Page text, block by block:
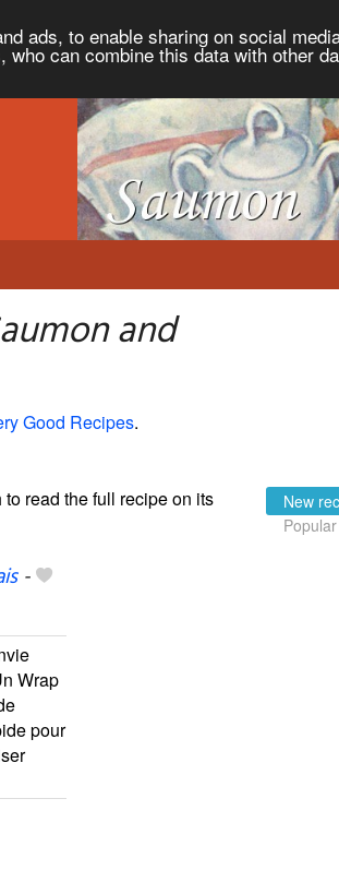
ads, to enable sharing on social
can combine this data with other
and
Good Recipes.
read the full recipe on its
New
-
Wrap
pour